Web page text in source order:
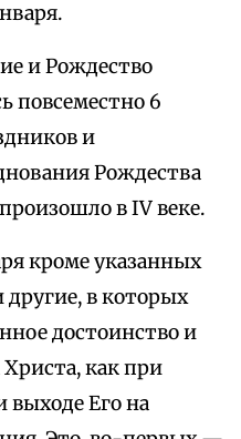
и Рождество
повсеместно 6
и
Рождества
в IV веке.
кроме указанных
в которых
достоинство и
как при
выходе Его на